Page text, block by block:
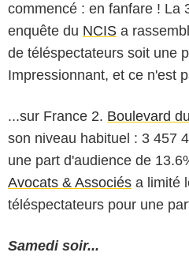
commencé : en fanfare ! La
enquête du NCIS a
de téléspectateurs soit une
Impressionnant, et ce n'est
...sur France 2. Boulevard
son niveau habituel : 3 457
une part d'audience de
Avocats & Associés a limité
téléspectateurs pour une
Samedi soir...